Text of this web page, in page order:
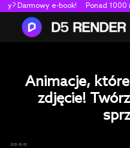
Darmowy e-book! Ponad 1000
Animacje,
zdjęcie!
2025-05-05